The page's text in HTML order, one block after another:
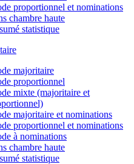
proportionnel et nominations
chambre haute
statistique
majoritaire
proportionnel
mixte (majoritaire et
majoritaire et nominations
proportionnel et nominations
à nominations
chambre haute
statistique